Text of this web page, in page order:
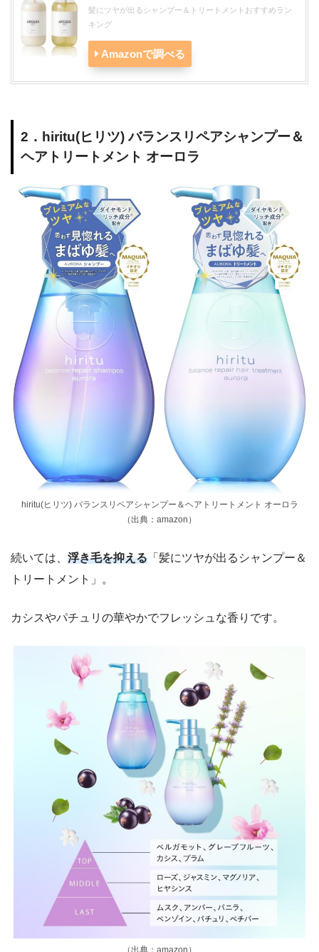
髪にツヤが出るシャンプー＆トリートメントおすすめラン
キング
Amazonで調べる
2．hiritu(ヒリツ) バランスリペアシャンプー＆
ヘアトリートメント オーロラ
hiritu(ヒリツ) バランスリペアシャンプー＆ヘアトリートメント オーロラ
（出典：amazon）
続いては、 浮き毛を抑える 「髪にツヤが出るシャンプー＆
トリートメント」。
カシスやパチュリの華やかでフレッシュな香りです。
（出典：amazon）